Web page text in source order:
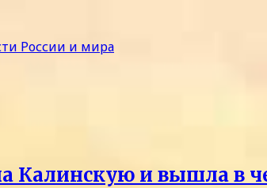
Калинскую и вышла в